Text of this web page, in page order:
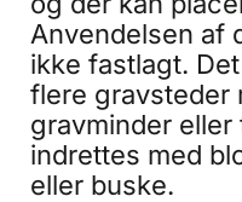
Anvendelsen af
ikke fastlagt.
flere gravsteder
gravminder eller
indrettes med
eller buske.